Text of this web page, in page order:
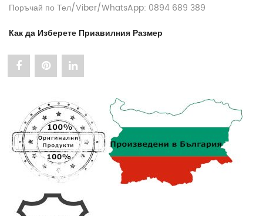
Поръчай по Тел/Viber/WhatsApp: 0894 689 389
Как да Изберете Приавилния Размер
Share
Kомплект
„Питон
Принт“
Портфейл
и
Pin
Kомплект
„Питон
Принт“
Портфейл
и
Share
Kомплект
„Питон
Принт“
Портфейл
и